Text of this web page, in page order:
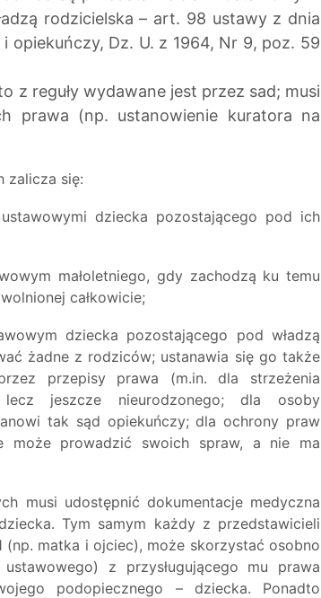
rodzicielska – art. 98 ustawy z dnia
opiekuńczy, Dz. U. z 1964, Nr 9, poz. 59
z reguły wydawane jest przez sad; musi
prawa (np. ustanowienie kuratora na
zalicza się:
dziecka pozostającego pod ich
małoletniego, gdy zachodzą ku temu
całkowicie;
dziecka pozostającego pod władzą
żadne z rodziców; ustanawia się go także
przepisy prawa (m.in. dla strzeżenia
jeszcze nieurodzonego; dla osoby
tak sąd opiekuńczy; dla ochrony praw
może prowadzić swoich spraw, a nie ma
musi udostępnić dokumentacje medyczna
Tym samym każdy z przedstawicieli
matka i ojciec), może skorzystać osobno
z przysługującego mu prawa
podopiecznego – dziecka. Ponadto